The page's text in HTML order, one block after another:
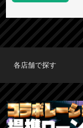
各店舗で探す
TOKYO店在庫車両
大阪店在庫車両
福岡店在庫車両